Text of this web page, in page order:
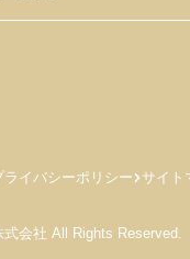
ライバシーポリシー サイト
会社 All Rights Reserved.